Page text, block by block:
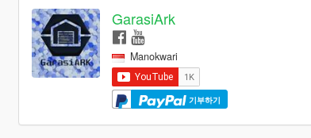
GarasiArk
Manokwari
기부하기